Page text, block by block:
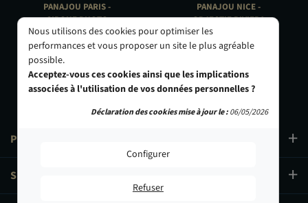
PANAJOU PARIS -
CIRQUE PHOTO
9, bd des Filles-du-Calvaire
75003 Paris
01 40 29 91 91
PRODUITS
SERVICES
PANAJOU NICE -
OBJECTIF RIVIERA
24 Rue de l'Hôtel des Postes
06000 Nice
Nous utilisons des cookies pour optimiser les
performances et vous proposer un site le plus agréable
possible.
Acceptez-vous ces cookies ainsi que les implications
associées à l'utilisation de vos données personnelles ?
Configurer
Refuser
Déclaration des cookies mise à jour le :06/05/2026